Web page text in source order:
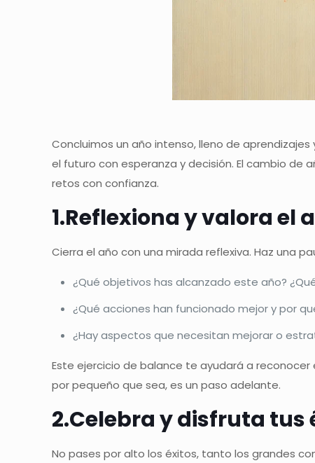
Concluimos un año intenso, lleno de
el futuro con esperanza y decisión. El cambio de
retos con confianza.
1.Reflexiona y valora el
Cierra el año con una mirada reflexiva. Haz una
¿Qué objetivos has alcanzado este año?
¿Qué acciones han funcionado mejor y por
¿Hay aspectos que necesitan mejorar o
Este ejercicio de balance te ayudará a
por pequeño que sea, es un paso adelante.
2.Celebra y disfruta tus
No pases por alto los éxitos, tanto los grandes